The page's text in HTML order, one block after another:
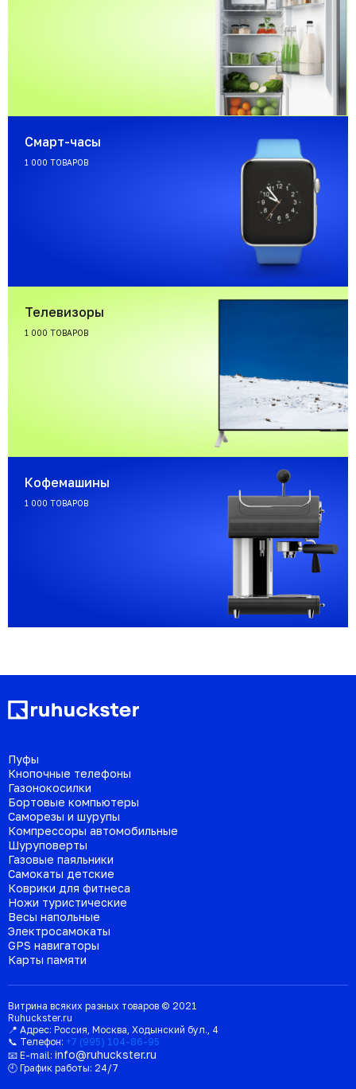
Смарт-часы
1 000 ТОВАРОВ
Телевизоры
1 000 ТОВАРОВ
Кофемашины
1 000 ТОВАРОВ
Пуфы
Кнопочные телефоны
Газонокосилки
Бортовые компьютеры
Саморезы и шурупы
Компрессоры автомобильные
Шуруповерты
Газовые паяльники
Самокаты детские
Коврики для фитнеса
Ножи туристические
Весы напольные
Электросамокаты
GPS навигаторы
Карты памяти
Витрина всяких разных товаров © 2021
Ruhuckster.ru
📍 Адрес: Россия, Москва, Ходынский бул., 4
📞 Телефон: +7 (995) 104-86-95
📧 E-mail: info@ruhuckster.ru
🕘 График работы: 24/7